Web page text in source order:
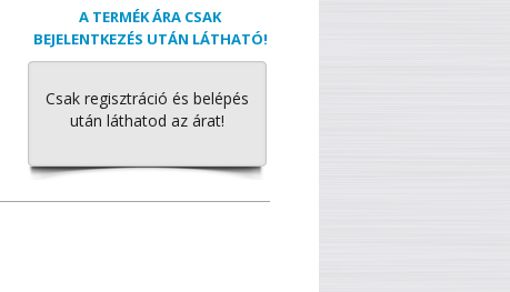
A TERMÉK ÁRA CSAK
BEJELENTKEZÉS UTÁN LÁTHATÓ!
Csak regisztráció és belépés
után láthatod az árat!